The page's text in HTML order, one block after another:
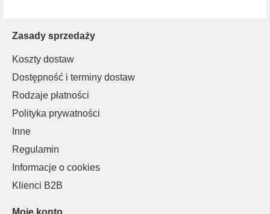
Zasady sprzedaży
Koszty dostaw
Dostępność i terminy dostaw
Rodzaje płatności
Polityka prywatności
Inne
Regulamin
Informacje o cookies
Klienci B2B
Moje konto